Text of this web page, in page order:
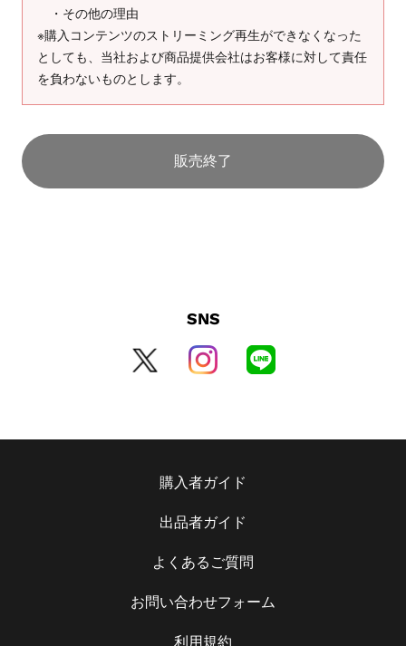
・その他の理由
※購入コンテンツのストリーミング再生ができなくなった
としても、当社および商品提供会社はお客様に対して責任
を負わないものとします。
販売終了
SNS
購入者ガイド
出品者ガイド
よくあるご質問
お問い合わせフォーム
利用規約